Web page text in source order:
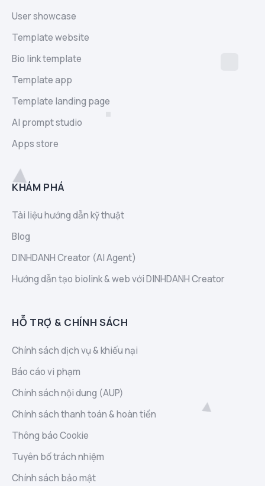
User showcase
Template website
Bio link template
Template app
Template landing page
AI prompt studio
Apps store
KHÁM PHÁ
Tài liệu hướng dẫn kỹ thuật
Blog
DINHDANH Creator (AI Agent)
Hướng dẫn tạo biolink & web với DINHDANH Creator
HỖ TRỢ & CHÍNH SÁCH
Chính sách dịch vụ & khiếu nại
Báo cáo vi phạm
Chính sách nội dung (AUP)
Chính sách thanh toán & hoàn tiền
Thông báo Cookie
Tuyên bố trách nhiệm
Chính sách bảo mật